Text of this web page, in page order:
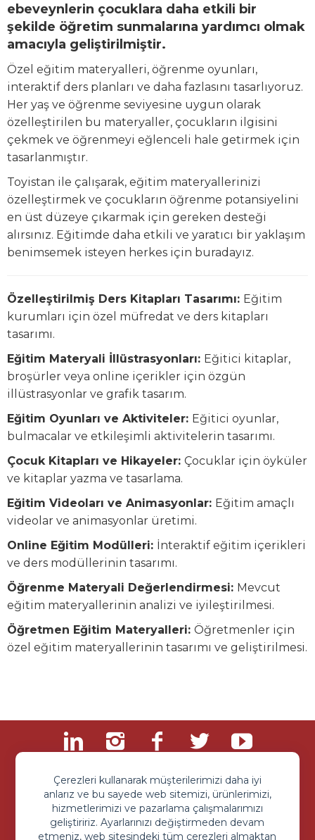
ebeveynlerin çocuklara daha etkili bir
şekilde öğretim sunmalarına yardımcı olmak
amacıyla geliştirilmiştir.
Özel eğitim materyalleri, öğrenme oyunları,
interaktif ders planları ve daha fazlasını tasarlıyoruz.
Her yaş ve öğrenme seviyesine uygun olarak
özelleştirilen bu materyaller, çocukların ilgisini
çekmek ve öğrenmeyi eğlenceli hale getirmek için
tasarlanmıştır.
Toyistan ile çalışarak, eğitim materyallerinizi
özelleştirmek ve çocukların öğrenme potansiyelini
en üst düzeye çıkarmak için gereken desteği
alırsınız. Eğitimde daha etkili ve yaratıcı bir yaklaşım
benimsemek isteyen herkes için buradayız.
Özelleştirilmiş Ders Kitapları Tasarımı: Eğitim
kurumları için özel müfredat ve ders kitapları
tasarımı.
Eğitim Materyali İllüstrasyonları: Eğitici kitaplar,
broşürler veya online içerikler için özgün
illüstrasyonlar ve grafik tasarım.
Eğitim Oyunları ve Aktiviteler: Eğitici oyunlar,
bulmacalar ve etkileşimli aktivitelerin tasarımı.
Çocuk Kitapları ve Hikayeler: Çocuklar için öyküler
ve kitaplar yazma ve tasarlama.
Eğitim Videoları ve Animasyonlar: Eğitim amaçlı
videolar ve animasyonlar üretimi.
Online Eğitim Modülleri: İnteraktif eğitim içerikleri
ve ders modüllerinin tasarımı.
Öğrenme Materyali Değerlendirmesi: Mevcut
eğitim materyallerinin analizi ve iyileştirilmesi.
Öğretmen Eğitim Materyalleri: Öğretmenler için
özel eğitim materyallerinin tasarımı ve geliştirilmesi.
Çerezleri kullanarak müşterilerimizi daha iyi
anlarız ve bu sayede web sitemizi, ürünlerimizi,
hizmetlerimizi ve pazarlama çalışmalarımızı
geliştiririz. Ayarlarınızı değiştirmeden devam
etmeniz, web sitesindeki tüm çerezleri almaktan